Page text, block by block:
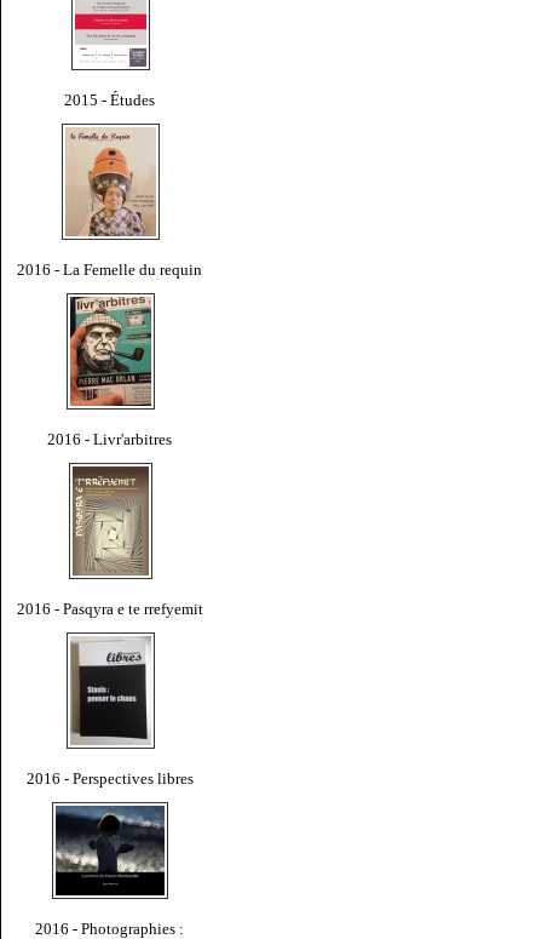
2015 - Études
2016 - La Femelle du requin
2016 - Livr'arbitres
2016 - Pasqyra e te rrefyemit
2016 - Perspectives libres
2016 - Photographies :